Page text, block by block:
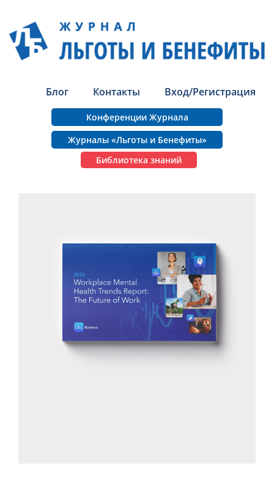
Блог Контакты Вход/Регистрация
Конференции Журнала
Журналы «Льготы и Бенефиты»
Библиотека знаний